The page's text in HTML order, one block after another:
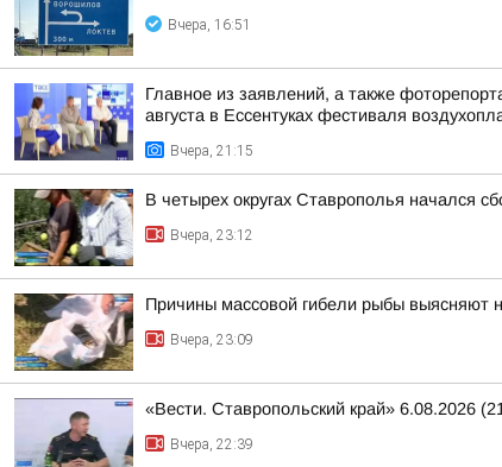
Вчера, 16:51
Главное из заявлений, а также
августа в Ессентуках фестиваля
Вчера, 21:15
В четырех округах Ставрополья начался
Вчера, 23:12
Причины массовой гибели рыбы выясняют
Вчера, 23:09
«Вести. Ставропольский край» 6.08.2026
Вчера, 22:39